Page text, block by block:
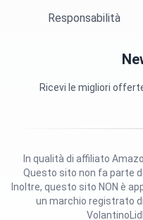
Responsabilità
Ricevi le migliori
Questo sito non fa parte
Inoltre, questo sito NON è
un marchio registrato
In qualità di affiliato